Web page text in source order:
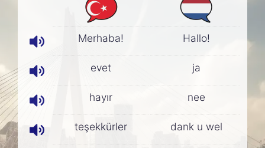
Merhaba! Hallo!
evet ja
hayır nee
teşekkürler dank u wel